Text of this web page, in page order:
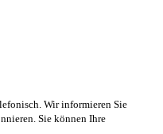
Wir informieren Sie
Sie können Ihre